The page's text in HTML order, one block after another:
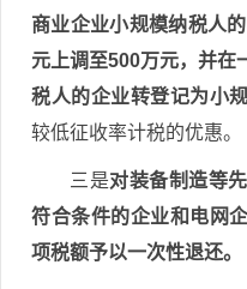
商业企业小规模纳税人
元上调至500万元，并在
税人的企业转登记为小
较低征收率计税的优惠。
三是对装备制造等
符合条件的企业和电网
项税额予以一次性退还。